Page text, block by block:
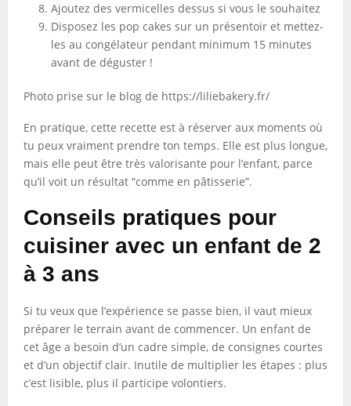
Ajoutez des vermicelles dessus si vous le souhaitez
Disposez les pop cakes sur un présentoir et mettez-
les au congélateur pendant minimum 15 minutes
avant de déguster !
Photo prise sur le blog de https://liliebakery.fr/
En pratique, cette recette est à réserver aux moments où
tu peux vraiment prendre ton temps. Elle est plus longue,
mais elle peut être très valorisante pour l’enfant, parce
qu’il voit un résultat “comme en pâtisserie”.
Conseils pratiques pour
cuisiner avec un enfant de 2
à 3 ans
Si tu veux que l’expérience se passe bien, il vaut mieux
préparer le terrain avant de commencer. Un enfant de
cet âge a besoin d’un cadre simple, de consignes courtes
et d’un objectif clair. Inutile de multiplier les étapes : plus
c’est lisible, plus il participe volontiers.